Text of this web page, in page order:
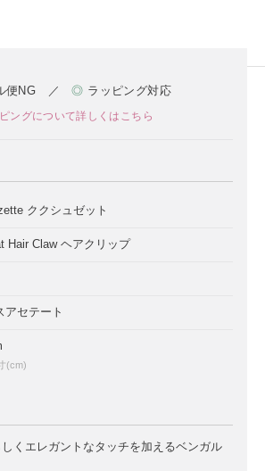
便NG ／◎ ラッピング対応
ングについて詳しくはこちら
ククシュゼット
Hair Claw ヘアクリップ
アセテート
(cm)
くエレガントなタッチを加えるベンガル